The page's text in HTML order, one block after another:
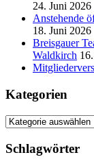
24. Juni 2026
Anstehende
18. Juni 2026
Breisgauer
Waldkirch
Kategorien
Kategorien
Schlagwörter